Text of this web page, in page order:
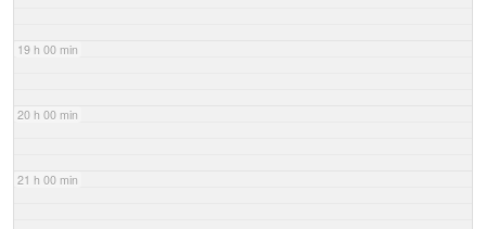
19 h 00 min
20 h 00 min
21 h 00 min